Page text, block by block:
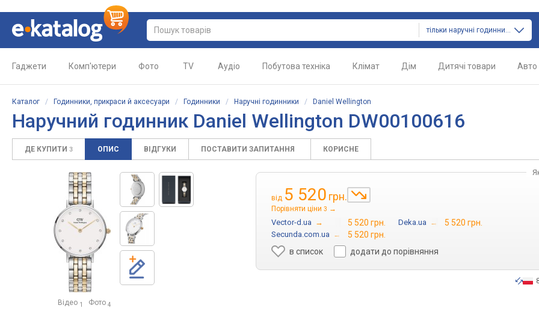
тільки наручні годинники
Гаджети Комп'ютери Фото TV Аудіо Побутова техніка Клімат Дім Дитячі товари Авто
Каталог / Годинники, прикраси й аксесуари / Годинники / Наручні годинники / Daniel Wellington
Наручний годинник Daniel Wellington DW00100616
ДЕ КУПИТИ 3 ОПИС ВІДГУКИ ПОСТАВИТИ ЗАПИТАННЯ КОРИСНЕ
Відео 1 Фото 4
від 5 520 грн.
Порівняти ціни 3 →
Vector-d.ua → 5 520 грн. Deka.ua → 5 520 грн.
Secunda.com.ua →
5 520 грн.
в список
додати до порівняння